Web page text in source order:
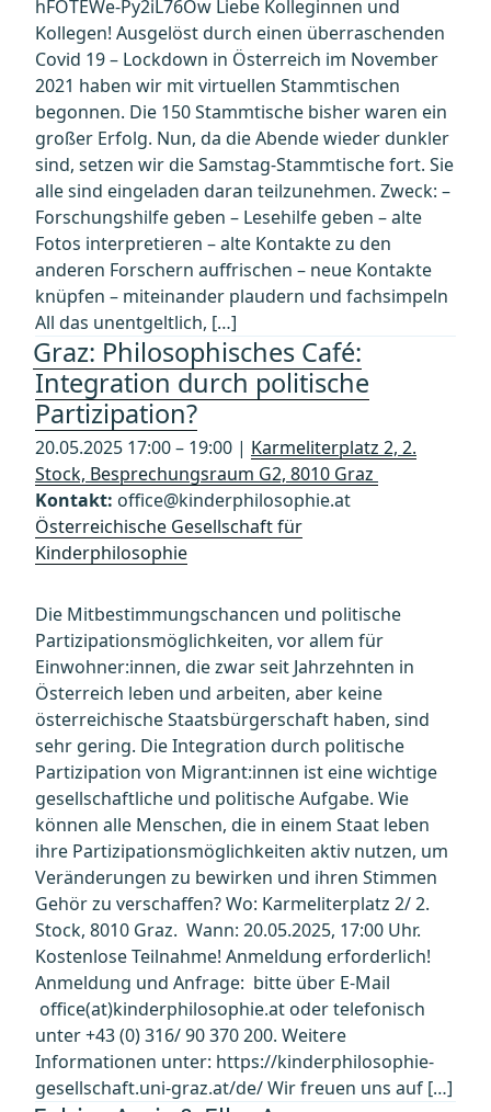
hFOTEWe-Py2iL76Ow Liebe Kolleginnen und
Kollegen! Ausgelöst durch einen überraschenden
Covid 19 – Lockdown in Österreich im November
2021 haben wir mit virtuellen Stammtischen
begonnen. Die 150 Stammtische bisher waren ein
großer Erfolg. Nun, da die Abende wieder dunkler
sind, setzen wir die Samstag-Stammtische fort. Sie
alle sind eingeladen daran teilzunehmen. Zweck: –
Forschungshilfe geben – Lesehilfe geben – alte
Fotos interpretieren – alte Kontakte zu den
anderen Forschern auffrischen – neue Kontakte
knüpfen – miteinander plaudern und fachsimpeln
All das unentgeltlich, […]
Graz: Philosophisches Café:
Integration durch politische
Partizipation?
20.05.2025 17:00 – 19:00 | Karmeliterplatz 2, 2.
Stock, Besprechungsraum G2, 8010 Graz
Kontakt: office@kinderphilosophie.at
Österreichische Gesellschaft für
Kinderphilosophie
Die Mitbestimmungschancen und politische
Partizipationsmöglichkeiten, vor allem für
Einwohner:innen, die zwar seit Jahrzehnten in
Österreich leben und arbeiten, aber keine
österreichische Staatsbürgerschaft haben, sind
sehr gering. Die Integration durch politische
Partizipation von Migrant:innen ist eine wichtige
gesellschaftliche und politische Aufgabe. Wie
können alle Menschen, die in einem Staat leben
ihre Partizipationsmöglichkeiten aktiv nutzen, um
Veränderungen zu bewirken und ihren Stimmen
Gehör zu verschaffen? Wo: Karmeliterplatz 2/ 2.
Stock, 8010 Graz. Wann: 20.05.2025, 17:00 Uhr.
Kostenlose Teilnahme! Anmeldung erforderlich!
Anmeldung und Anfrage: bitte über E-Mail
office(at)kinderphilosophie.at oder telefonisch
unter +43 (0) 316/ 90 370 200. Weitere
Informationen unter: https://kinderphilosophie-
gesellschaft.uni-graz.at/de/ ­Wir freuen uns auf […]